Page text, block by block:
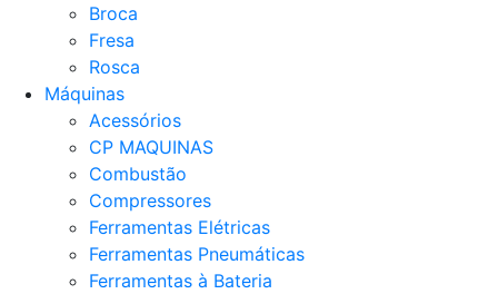
Broca
Fresa
Rosca
Máquinas
Acessórios
CP MAQUINAS
Combustão
Compressores
Ferramentas Elétricas
Ferramentas Pneumáticas
Ferramentas à Bateria